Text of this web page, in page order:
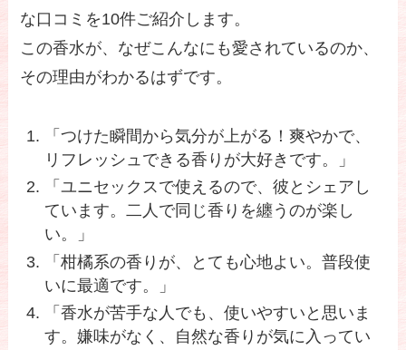
な口コミを10件ご紹介します。
この香水が、なぜこんなにも愛されているのか、
その理由がわかるはずです。
「つけた瞬間から気分が上がる！爽やかで、
リフレッシュできる香りが大好きです。」
「ユニセックスで使えるので、彼とシェアし
ています。二人で同じ香りを纏うのが楽し
い。」
「柑橘系の香りが、とても心地よい。普段使
いに最適です。」
「香水が苦手な人でも、使いやすいと思いま
す。嫌味がなく、自然な香りが気に入ってい